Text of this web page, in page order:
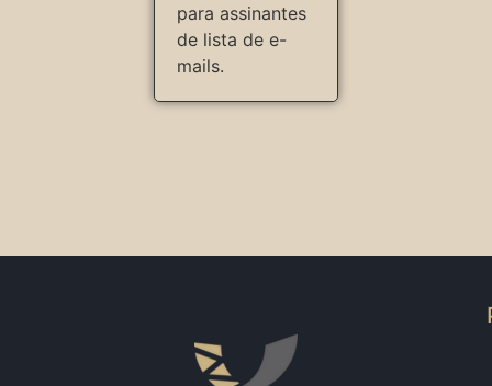
para assinantes
de lista de e-
mails.